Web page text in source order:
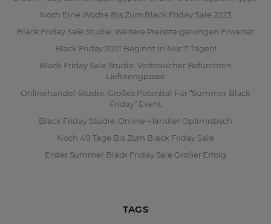
Noch Eine Woche Bis Zum Black Friday Sale 2023
Black Friday Sale Studie: Weitere Preissteigerungen Erwartet
Black Friday 2021 Beginnt In Nur 7 Tagen!
Black Friday Sale Studie: Verbraucher Befürchten
Lieferengpässe
Onlinehandel-Studie: Großes Potential Für “Summer Black
Friday” Event
Black Friday Studie: Online-Händler Optimistisch
Noch 40 Tage Bis Zum Black Friday Sale
Erster Summer Black Friday Sale Großer Erfolg
TAGS